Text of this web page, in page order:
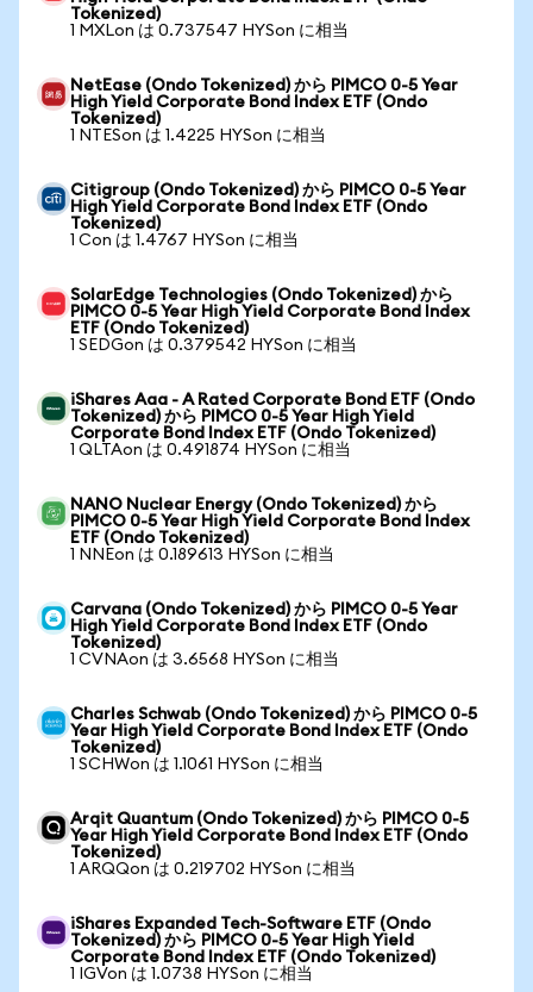
Tokenized)
1 MXLon は 0.737547 HYSon に相当
NetEase (Ondo Tokenized) から PIMCO 0-5 Year
High Yield Corporate Bond Index ETF (Ondo
Tokenized)
1 NTESon は 1.4225 HYSon に相当
Citigroup (Ondo Tokenized) から PIMCO 0-5 Year
High Yield Corporate Bond Index ETF (Ondo
Tokenized)
1 Con は 1.4767 HYSon に相当
SolarEdge Technologies (Ondo Tokenized) から
PIMCO 0-5 Year High Yield Corporate Bond Index
ETF (Ondo Tokenized)
1 SEDGon は 0.379542 HYSon に相当
iShares Aaa - A Rated Corporate Bond ETF (Ondo
Tokenized) から PIMCO 0-5 Year High Yield
Corporate Bond Index ETF (Ondo Tokenized)
1 QLTAon は 0.491874 HYSon に相当
NANO Nuclear Energy (Ondo Tokenized) から
PIMCO 0-5 Year High Yield Corporate Bond Index
ETF (Ondo Tokenized)
1 NNEon は 0.189613 HYSon に相当
Carvana (Ondo Tokenized) から PIMCO 0-5 Year
High Yield Corporate Bond Index ETF (Ondo
Tokenized)
1 CVNAon は 3.6568 HYSon に相当
Charles Schwab (Ondo Tokenized) から PIMCO 0-5
Year High Yield Corporate Bond Index ETF (Ondo
Tokenized)
1 SCHWon は 1.1061 HYSon に相当
Arqit Quantum (Ondo Tokenized) から PIMCO 0-5
Year High Yield Corporate Bond Index ETF (Ondo
Tokenized)
1 ARQQon は 0.219702 HYSon に相当
iShares Expanded Tech-Software ETF (Ondo
Tokenized) から PIMCO 0-5 Year High Yield
Corporate Bond Index ETF (Ondo Tokenized)
1 IGVon は 1.0738 HYSon に相当